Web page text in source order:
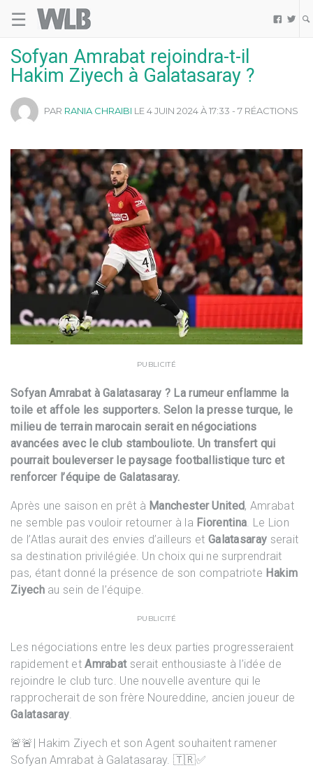
☰  
Sofyan Amrabat rejoindra-t-il
Hakim Ziyech à Galatasaray ?
PAR RANIA CHRAIBI LE 4 JUIN 2024 À 17:33 - 7 RÉACTIONS
PUBLICITÉ
Sofyan Amrabat à Galatasaray ? La rumeur enflamme la
toile et affole les supporters. Selon la presse turque, le
milieu de terrain marocain serait en négociations
avancées avec le club stambouliote. Un transfert qui
pourrait bouleverser le paysage footballistique turc et
renforcer l’équipe de Galatasaray.
Après une saison en prêt à Manchester United, Amrabat
ne semble pas vouloir retourner à la Fiorentina. Le Lion
de l’Atlas aurait des envies d’ailleurs et Galatasaray serait
sa destination privilégiée. Un choix qui ne surprendrait
pas, étant donné la présence de son compatriote Hakim
Ziyechau sein de l’équipe.
PUBLICITÉ
Les négociations entre les deux parties progresseraient
rapidement etAmrabatserait enthousiaste à l’idée de
rejoindre le club turc. Une nouvelle aventure qui le
rapprocherait de son frère Noureddine, ancien joueur de
Galatasaray.
🚨🚨| Hakim Ziyech et son Agent souhaitent ramener
Sofyan Amrabat à Galatasaray. 🇹🇷✅